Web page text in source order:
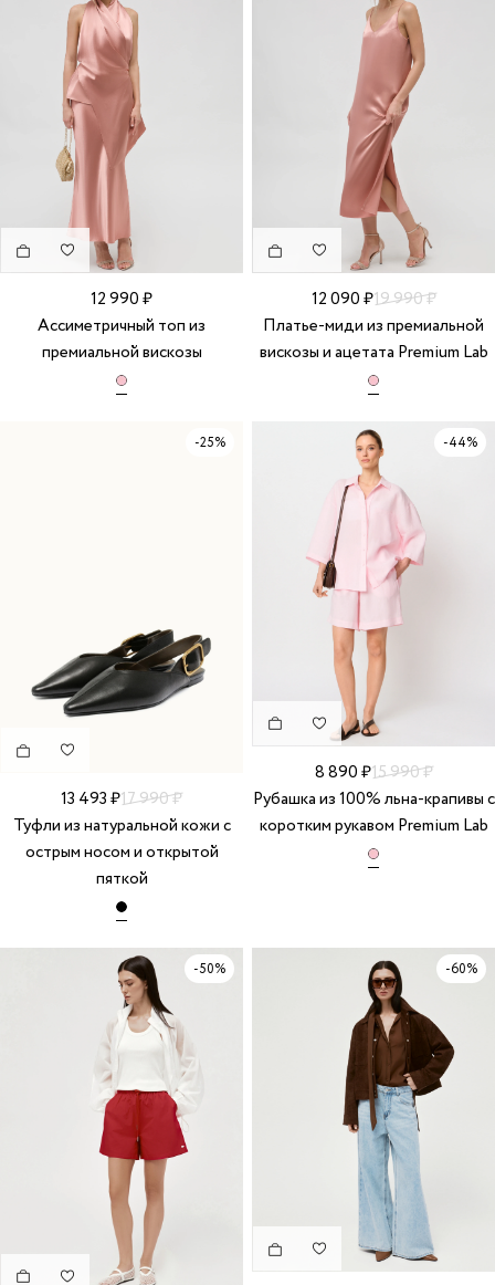
12 990 ₽
Ассиметричный топ из
премиальной вискозы
12 090 ₽19 990 ₽
Платье-миди из премиальной
вискозы и ацетата Premium Lab
13 493 ₽17 990 ₽
Туфли из натуральной кожи с
острым носом и открытой
пяткой
-25%
8 890 ₽15 990 ₽
Рубашка из 100% льна-крапивы с
коротким рукавом Premium Lab
-44%
-50% -60%